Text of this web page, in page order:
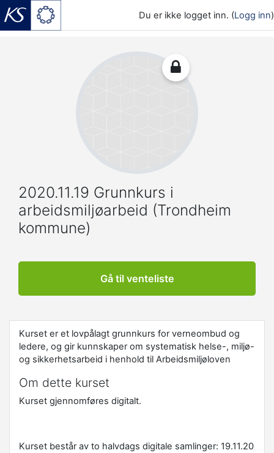
Du er ikke logget inn. (Logg inn)
2020.11.19 Grunnkurs i
arbeidsmiljøarbeid (Trondheim
kommune)
Gå til venteliste
Kurset er et lovpålagt grunnkurs for verneombud og
ledere, og gir kunnskaper om systematisk helse-, miljø-
og sikkerhetsarbeid i henhold til Arbeidsmiljøloven
Om dette kurset
Kurset gjennomføres digitalt.
Kurset består av to halvdags digitale samlinger: 19.11.20